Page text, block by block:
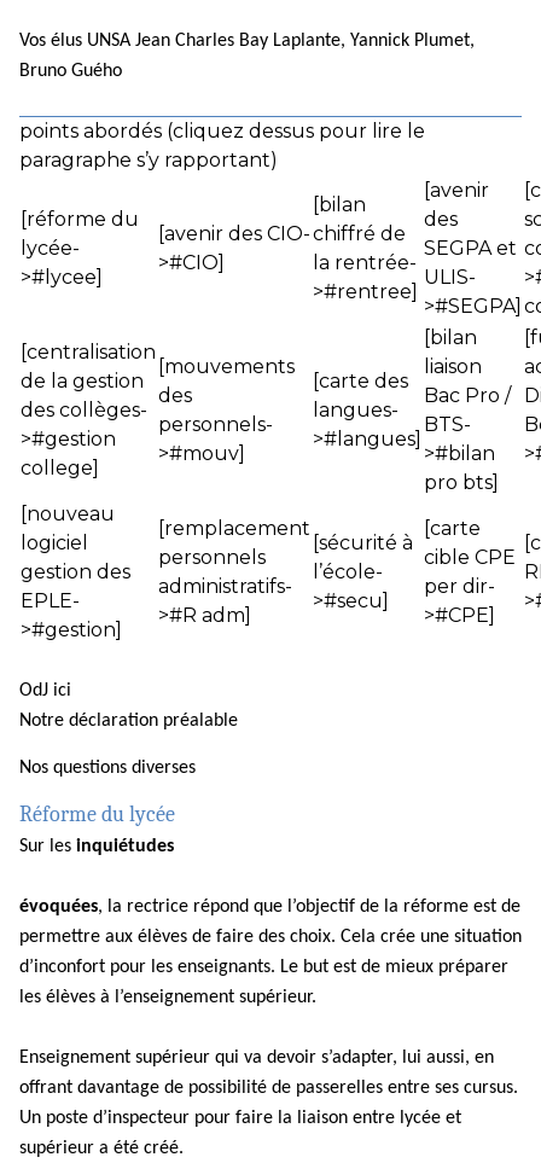
Vos élus UNSA Jean Charles Bay Laplante, Yannick Plumet,
Bruno Guého
points abordés (cliquez dessus pour lire le
paragraphe s’y rapportant)
[réforme du
lycée-
>#lycee]
[avenir des CIO-
>#CIO]
[bilan
chiffré de
la rentrée-
>#rentree]
[avenir
des
SEGPA et
ULIS-
>#SEGPA]
[centralisation
de la gestion
des collèges-
>#gestion
college]
[mouvements
des
personnels-
>#mouv]
[carte des
langues-
>#langues]
[bilan
liaison
Bac Pro /
BTS-
>#bilan
pro bts]
[nouveau
logiciel
gestion des
EPLE-
>#gestion]
[remplacement
personnels
administratifs-
>#R adm]
[sécurité à
l’école-
>#secu]
[carte
cible CPE
per dir-
>#CPE]
OdJ ici
Notre déclaration préalable
Nos questions diverses
Réforme du lycée
Sur les inquiétudes
évoquées, la rectrice répond que l’objectif de la réforme est de
permettre aux élèves de faire des choix. Cela crée une situation
d’inconfort pour les enseignants. Le but est de mieux préparer
les élèves à l’enseignement supérieur.
Enseignement supérieur qui va devoir s’adapter, lui aussi, en
offrant davantage de possibilité de passerelles entre ses cursus.
Un poste d’inspecteur pour faire la liaison entre lycée et
supérieur a été créé.